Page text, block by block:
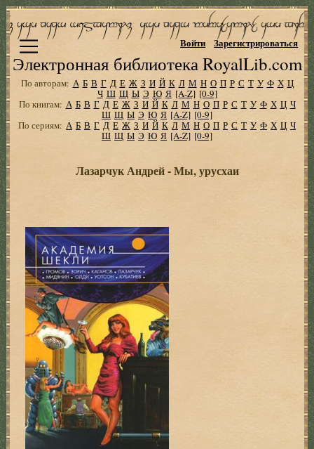
Электронная библиотека RoyalLib.com
Войти Зарегистрироваться
По авторам: А Б В Г Д Е Ж З И Й К Л М Н О П Р С Т У Ф Х Ц
Ч Ш Щ Ы Э Ю Я [A-Z] [0-9]
По книгам: А Б В Г Д Е Ж З И Й К Л М Н О П Р С Т У Ф Х Ц Ч
Ш Щ Ы Э Ю Я [A-Z] [0-9]
По сериям: А Б В Г Д Е Ж З И Й К Л М Н О П Р С Т У Ф Х Ц Ч
Ш Щ Ы Э Ю Я [A-Z] [0-9]
Лазарчук Андрей - Мы, урусхаи